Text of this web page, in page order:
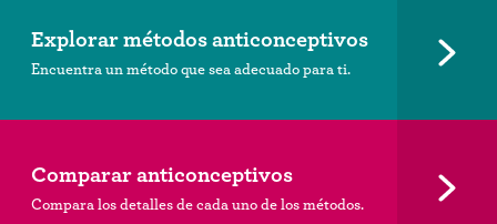
Explorar métodos anticonceptivos
Encuentra un método que sea adecuado para ti.
Comparar anticonceptivos
Compara los detalles de cada uno de los métodos.